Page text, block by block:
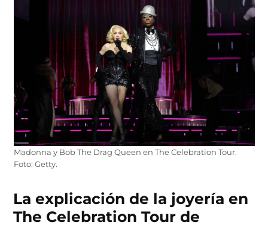
Madonna y Bob The Drag Queen en The Celebration Tour.
Foto: Getty.
La explicación de la joyería en
The Celebration Tour de